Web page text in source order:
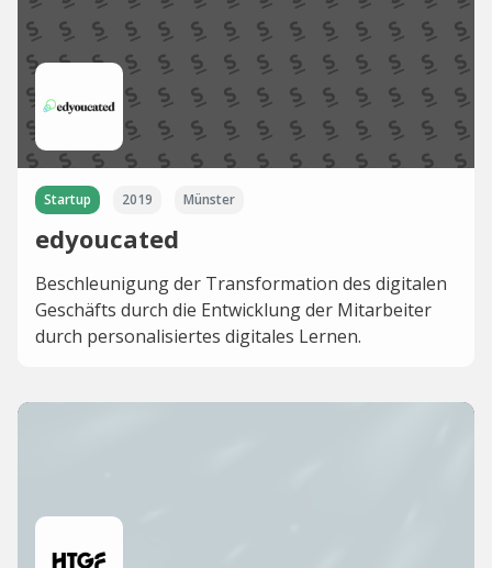
Startup 2019 Münster
edyoucated
Beschleunigung der Transformation des digitalen
Geschäfts durch die Entwicklung der Mitarbeiter
durch personalisiertes digitales Lernen.